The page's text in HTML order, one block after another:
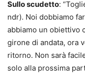
Sullo scudetto:
ndr). Noi dobbiamo
abbiamo un obiettivo
girone di andata, ora
ritorno. Non sarà
solo alla prossima